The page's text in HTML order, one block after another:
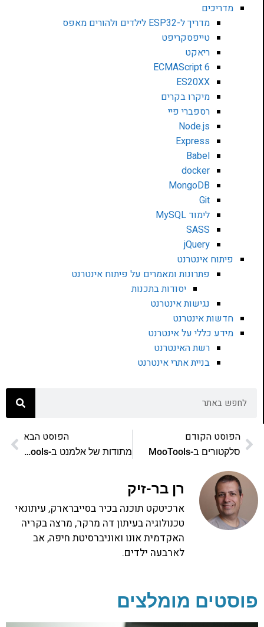
מדריכים
מדריך ל-ESP32 לילדים ולהורים מאפס
טייפסקריפט
ריאקט
ECMAScript 6
ES20XX
מיקרו בקרים
רספברי פיי
Node.js
Express
Babel
docker
MongoDB
Git
לימוד MySQL
SASS
jQuery
פיתוח אינטרנט
פתרונות ומאמרים על פיתוח אינטרנט
יסודות בתכנות
נגישות אינטרנט
חדשות אינטרנט
מידע כללי על אינטרנט
רשת האינטרנט
בניית אתרי אינטרנט
הפוסט הקודם
סלקטורים ב-MooTools
הפוסט הבא
מתודות של אלמנט ב-MooTools: חלק שני
רן בר-זיק
ארכיטקט תוכנה בכיר בסייברארק, עיתונאי
טכנולוגיה בעיתון דה מרקר, מרצה בקריה
האקדמית אונו ואוניברסיטת חיפה, אב
לארבעה ילדים.
פוסטים מומלצים